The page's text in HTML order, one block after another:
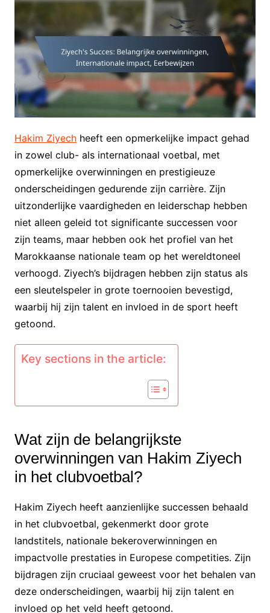
Hakim Ziyechheeft een opmerkelijke impact gehad
in zowel club- als internationaal voetbal, met
opmerkelijke overwinningen en prestigieuze
onderscheidingen gedurende zijn carrière. Zijn
uitzonderlijke vaardigheden en leiderschap hebben
niet alleen geleid tot significante successen voor
zijn teams, maar hebben ook het profiel van het
Marokkaanse nationale team op het wereldtoneel
verhoogd. Ziyech’s bijdragen hebben zijn status als
een sleutelspeler in grote toernooien bevestigd,
waarbij hij zijn talent en invloed in de sport heeft
getoond.
Key sections in the article:
Wat zijn de belangrijkste
overwinningen van Hakim Ziyech
in het clubvoetbal?
Hakim Ziyech heeft aanzienlijke successen behaald
in het clubvoetbal, gekenmerkt door grote
landstitels, nationale bekeroverwinningen en
impactvolle prestaties in Europese competities. Zijn
bijdragen zijn cruciaal geweest voor het behalen van
deze onderscheidingen, waarbij hij zijn talent en
invloed op het veld heeft getoond.